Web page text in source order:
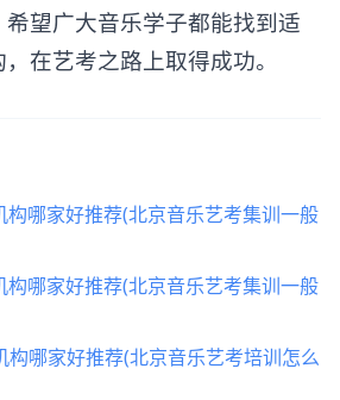
望广大音乐学子都能找到适
在艺考之路上取得成功。
构哪家好推荐(北京音乐艺考集训一般
构哪家好推荐(北京音乐艺考集训一般
构哪家好推荐(北京音乐艺考培训怎么